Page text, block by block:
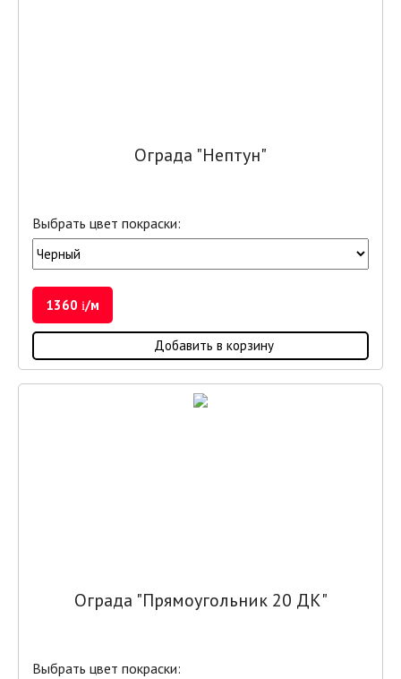
Ограда "Нептун"
Выбрать цвет покраски:
1360 i/м
Добавить в корзину
Ограда "Прямоугольник 20 ДК"
Выбрать цвет покраски: